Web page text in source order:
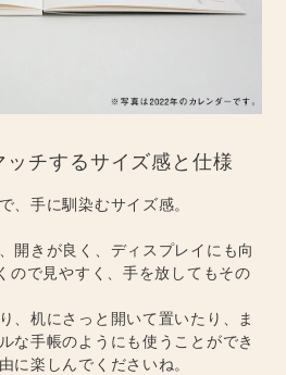
チするサイズ感と仕様
、手に馴染むサイズ感。
開きが良く、ディスプレイにも向
ので見やすく、手を放してもその
、机にさっと開いて置いたり、ま
な手帳のようにも使うことができ
に楽しんでくださいね。